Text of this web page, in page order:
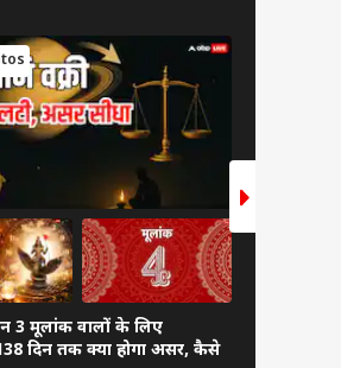
3 मूलांक वालों के लिए
दिन तक क्या होगा असर, कैसे